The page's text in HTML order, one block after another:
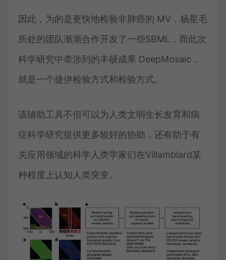
因此，为的是更快地检验非肺癌的 MV，杨星毛
所处的团队渐渐合作开发了一些SBML，而此次
科学研究中牵涉到的丰硕成果 DeepMosaic，
就是一个捷伊检验方式和检验方式。
该辅助工具不但可以为人类文明生长发育和病
症科学研究提供更多较好的协助，还有助于有
关应用领域的科学人类学家们在Villamblard某
种程度上认知人类突变。